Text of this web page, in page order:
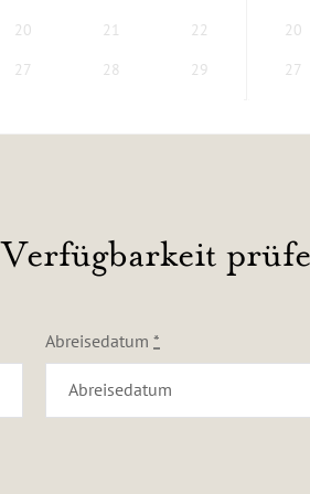
20 21
22
27 28
29
20
27
Verfügbarkeit
Abreisedatum *